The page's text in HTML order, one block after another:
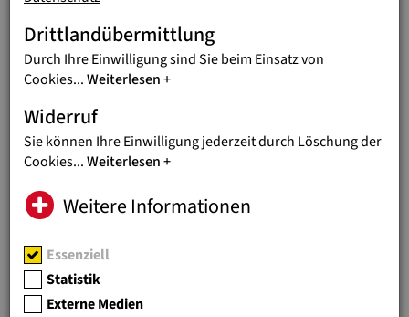
Die immer ärmer werdenden Familien können sich jedoch
private Schulen nicht leisten, weshalb zahlreiche dieser
Einrichtungen gezwungen sind, ihre Türe zu schließen. Dies
führt dazu, dass dem Libanon nun auch noch eine massive
Bildungskatastrophe droht, welche der jungen Generation
jegliche Zukunftsperspektive rauben könnte.
Previous
Drittlandübermittlung
Durch Ihre Einwilligung sind Sie beim Einsatz von
Cookies...Weiterlesen
Widerruf
Sie können Ihre Einwilligung jederzeit durch Löschung der
Cookies...Weiterlesen
Weitere Informationen
Essenziell
Statistik
Externe Medien